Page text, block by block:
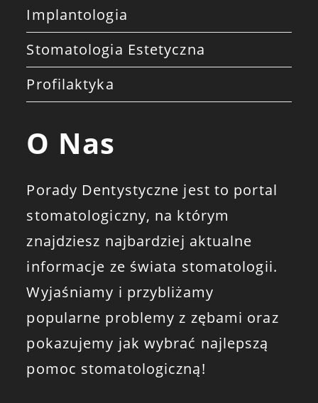
Implantologia
Stomatologia Estetyczna
Profilaktyka
O Nas
Porady Dentystyczne jest to portal
stomatologiczny, na którym
znajdziesz najbardziej aktualne
informacje ze świata stomatologii.
Wyjaśniamy i przybliżamy
popularne problemy z zębami oraz
pokazujemy jak wybrać najlepszą
pomoc stomatologiczną!